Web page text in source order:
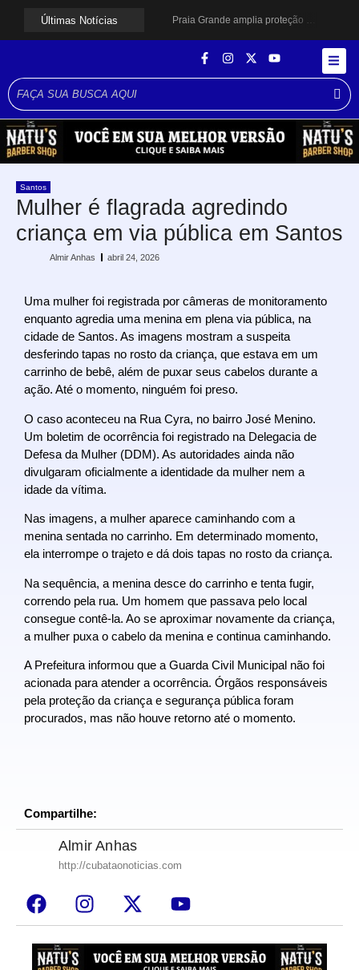
Últimas Notícias
Praia Grande amplia proteção a mulheres vítimas de violência e registra dezenas de prisões
Curso de Agentes Ambientais abre inscrições para formar multiplicadores de boas práticas em Cubatão
Cubatão promove ações do Agosto Lilás para reforçar combate à violência contra a mulher
Santos avança com proposta para municipalizar manutenção das calçadas
Guarujá cria força-tarefa para enfrentar crise no abastecimento de água
Santos
Mulher é flagrada agredindo
criança em via pública em Santos
Almir Anhas abril 24, 2026
Uma mulher foi registrada por câmeras de monitoramento
enquanto agredia uma menina em plena via pública, na
cidade de Santos. As imagens mostram a suspeita
desferindo tapas no rosto da criança, que estava em um
carrinho de bebê, além de puxar seus cabelos durante a
ação. Até o momento, ninguém foi preso.
O caso aconteceu na Rua Cyra, no bairro José Menino.
Um boletim de ocorrência foi registrado na Delegacia de
Defesa da Mulher (DDM). As autoridades ainda não
divulgaram oficialmente a identidade da mulher nem a
idade da vítima.
Nas imagens, a mulher aparece caminhando com a
menina sentada no carrinho. Em determinado momento,
ela interrompe o trajeto e dá dois tapas no rosto da criança.
Na sequência, a menina desce do carrinho e tenta fugir,
correndo pela rua. Um homem que passava pelo local
consegue contê-la. Ao se aproximar novamente da criança,
a mulher puxa o cabelo da menina e continua caminhando.
A Prefeitura informou que a Guarda Civil Municipal não foi
acionada para atender a ocorrência. Órgãos responsáveis
pela proteção da criança e segurança pública foram
procurados, mas não houve retorno até o momento.
Compartilhe:
Almir Anhas
http://cubataonoticias.com